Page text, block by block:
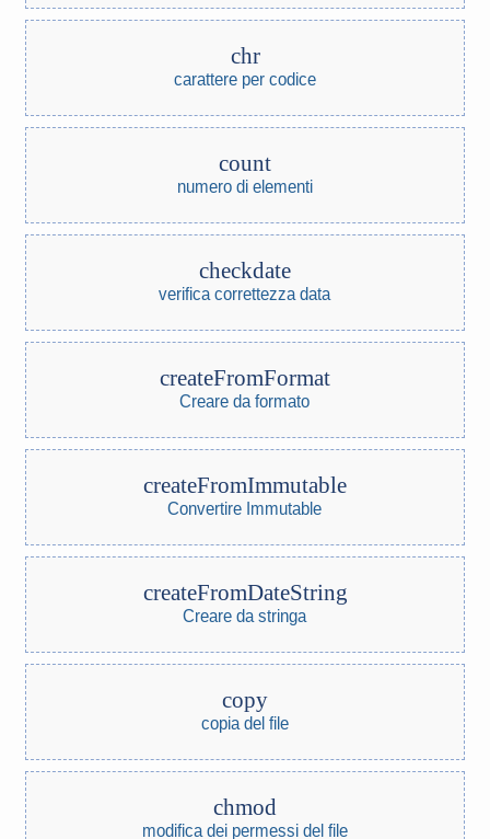
chr
carattere per codice
count
numero di elementi
checkdate
verifica correttezza data
createFromFormat
Creare da formato
createFromImmutable
Convertire Immutable
createFromDateString
Creare da stringa
copy
copia del file
chmod
modifica dei permessi del file